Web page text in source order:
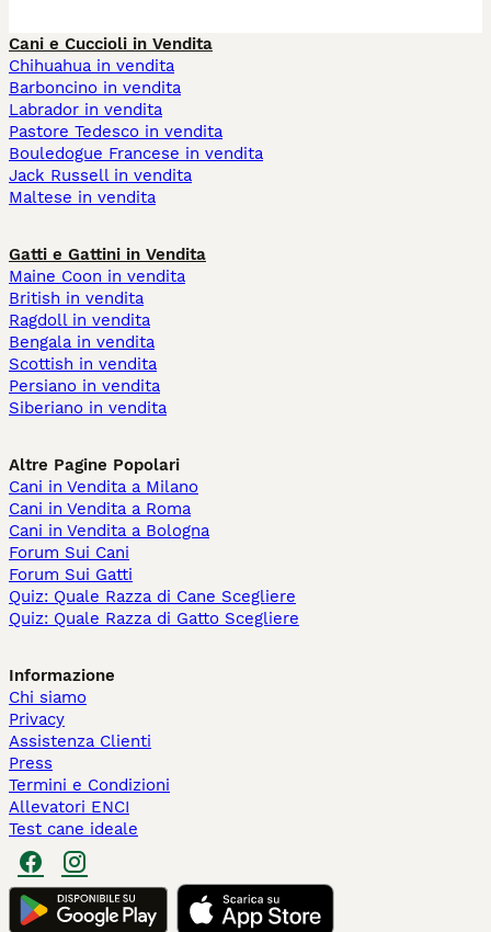
Cani e Cuccioli in Vendita
Chihuahua in vendita
Barboncino in vendita
Labrador in vendita
Pastore Tedesco in vendita
Bouledogue Francese in vendita
Jack Russell in vendita
Maltese in vendita
Gatti e Gattini in Vendita
Maine Coon in vendita
British in vendita
Ragdoll in vendita
Bengala in vendita
Scottish in vendita
Persiano in vendita
Siberiano in vendita
Altre Pagine Popolari
Cani in Vendita a Milano
Cani in Vendita a Roma
Cani in Vendita a Bologna
Forum Sui Cani
Forum Sui Gatti
Quiz: Quale Razza di Cane Scegliere
Quiz: Quale Razza di Gatto Scegliere
Informazione
Chi siamo
Privacy
Assistenza Clienti
Press
Termini e Condizioni
Allevatori ENCI
Test cane ideale